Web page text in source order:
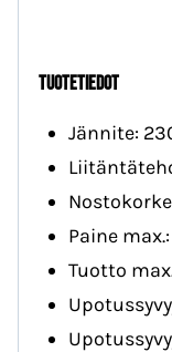
TUOTETIEDOT
Jännite:
Paine
Tuotto